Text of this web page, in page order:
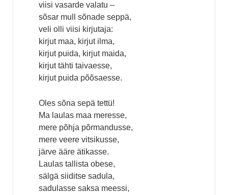
viisi vasarde valatu –
sõsar mull sõnade seppä,
veli olli viisi kirjutaja:
kirjut maa, kirjut ilma,
kirjut puida, kirjut maida,
kirjut tähti taivaesse,
kirjut puida põõsaesse.
Oles sõna sepä tettü!
Ma laulas maa meresse,
mere põhja põrmandusse,
mere veere vitsikusse,
järve ääre ätikasse.
Laulas tallista obese,
sälgä siiditse sadula,
sadulasse saksa meessi,